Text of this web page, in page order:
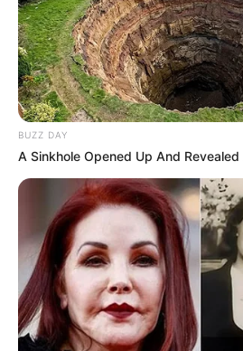
LIHAT
BUZZ DAY
A Sinkhole Opened Up And